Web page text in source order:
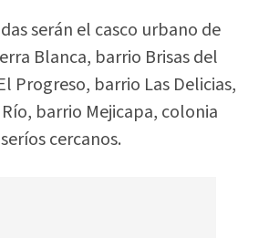
serán el casco urbano de
Blanca, barrio Brisas del
Progreso, barrio Las Delicias,
barrio Mejicapa, colonia
cercanos.